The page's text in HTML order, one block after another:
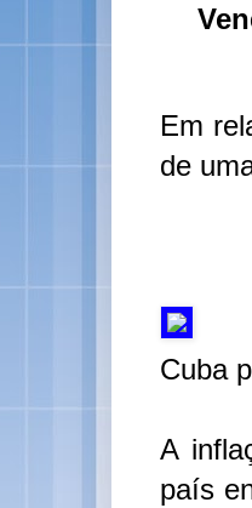
Em
de
Cuba
A
país